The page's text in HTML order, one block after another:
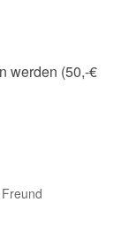
werden (50,-€